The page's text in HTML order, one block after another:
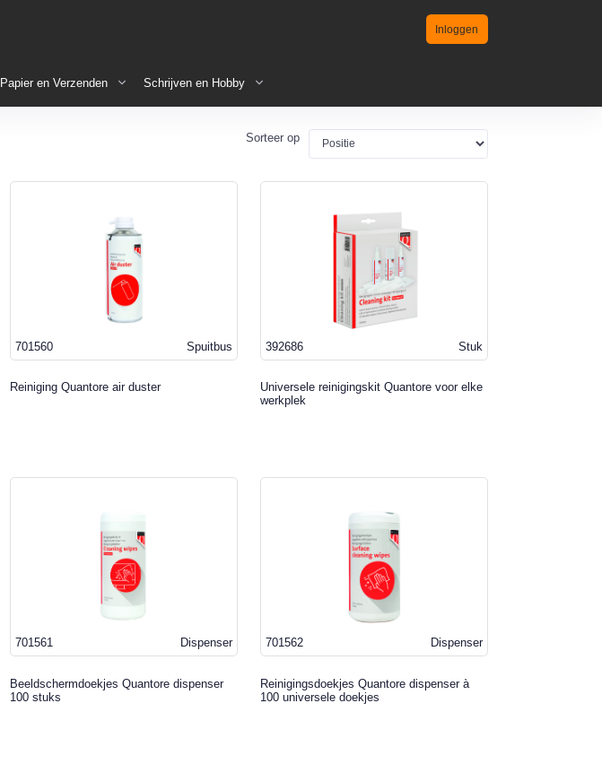
Inloggen
Papier en Verzenden Schrijven en Hobby
Sorteer op
Spuitbus
701560
Reiniging Quantore air duster
Stuk
392686
Universele reinigingskit Quantore voor elke
werkplek
Dispenser
701561
Beeldschermdoekjes Quantore dispenser
100 stuks
Dispenser
701562
Reinigingsdoekjes Quantore dispenser à
100 universele doekjes